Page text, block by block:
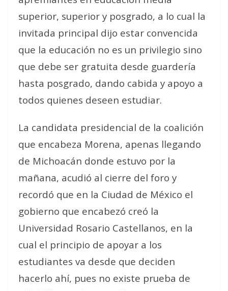
superior, superior y posgrado, a lo cual la
invitada principal dijo estar convencida
que la educación no es un privilegio sino
que debe ser gratuita desde guardería
hasta posgrado, dando cabida y apoyo a
todos quienes deseen estudiar.
La candidata presidencial de la coalición
que encabeza Morena, apenas llegando
de Michoacán donde estuvo por la
mañana, acudió al cierre del foro y
recordó que en la Ciudad de México el
gobierno que encabezó creó la
Universidad Rosario Castellanos, en la
cual el principio de apoyar a los
estudiantes va desde que deciden
hacerlo ahí, pues no existe prueba de